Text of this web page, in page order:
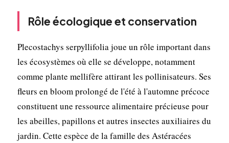
Rôle écologique et conservation
Plecostachys serpyllifolia joue un rôle important dans
les écosystèmes où elle se développe, notamment
comme plante mellifère attirant les pollinisateurs. Ses
fleurs en bloom prolongé de l'été à l'automne précoce
constituent une ressource alimentaire précieuse pour
les abeilles, papillons et autres insectes auxiliaires du
jardin. Cette espèce de la famille des Astéracées